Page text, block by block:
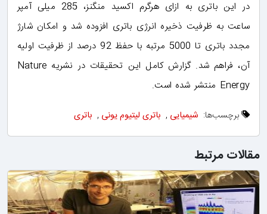
در این باتری به ازای هرگرم اکسید منگنز، 285 میلی آمپر
ساعت به ظرفیت ذخیره انرژی باتری افزوده شد و امکان شارژ
مجدد باتری تا 5000 مرتبه با حفظ 92 درصد از ظرفیت اولیه
آن، فراهم شد. گزارش کامل این تحقیقات در نشریه Nature
Energy منتشر شده است.
برچسب‌ها: شیمیایی , باتری لیتیوم یونی , باتری
مقالات مرتبط